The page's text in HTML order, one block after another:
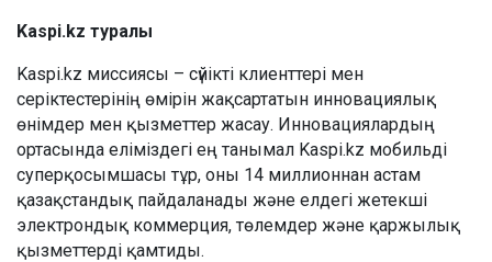
Kaspi.kz туралы
Kaspi.kz миссиясы – сүйікті клиенттері мен
серіктестерінің өмірін жақсартатын инновациялық
өнімдер мен қызметтер жасау. Инновациялардың
ортасында еліміздегі ең танымал Kaspi.kz мобильді
суперқосымшасы тұр, оны 14 миллионнан астам
қазақстандық пайдаланады және елдегі жетекші
электрондық коммерция, төлемдер және қаржылық
қызметтерді қамтиды.